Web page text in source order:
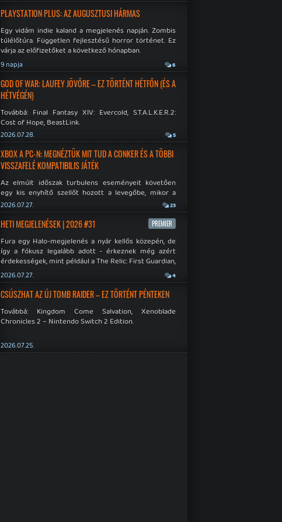
PLAYSTATION PLUS: AZ AUGUSZTUSI HÁRMAS
Egy vidám indie kaland a megjelenés napján. Zombis
túlélőtúra. Független fejlesztésű horror történet. Ez
várja az előfizetőket a következő hónapban.
9 napja 6
GOD OF WAR: LAUFEY JÖVŐRE – EZ TÖRTÉNT HÉTFŐN (ÉS A
HÉTVÉGÉN)
Továbbá: Final Fantasy XIV: Evercold, S.T.A.L.K.E.R.2:
Cost of Hope, BeastLink.
2026.07.28. 5
XBOX A PC-N: MEGNÉZTÜK MIT TUD A CONKER ÉS A TÖBBI
VISSZAFELÉ KOMPATIBILIS JÁTÉK
Az elmúlt időszak turbulens eseményeit követően
egy kis enyhítő szellőt hozott a levegőbe, mikor a
Microsoft bejelentette, hogy PC-re is kiterjesztik az
Xbox Original visszafelé kompatibilitást. Lássuk,
meddig jutottak...
2026.07.27. 23
HETI MEGJELENÉSEK | 2026 #31 PREMIER
Fura egy Halo-megjelenés a nyár kellős közepén, de
így a fókusz legalább adott - érkeznek még azért
érdekességek, mint például a The Relic: First Guardian,
a Xenoblade Chronicles 2 és a Dispatch új átiratai vagy
éppen a Mistfall Hunter
2026.07.27. 4
CSÚSZHAT AZ ÚJ TOMB RAIDER – EZ TÖRTÉNT PÉNTEKEN
Továbbá: Kingdom Come Salvation, Xenoblade
Chronicles 2 – Nintendo Switch 2 Edition.
2026.07.25.